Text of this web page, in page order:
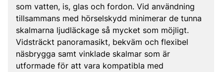
som vatten, is, glas och fordon. Vid användning
tillsammans med hörselskydd minimerar de tunna
skalmarna ljudläckage så mycket som möjligt.
Vidsträckt panoramasikt, bekväm och flexibel
näsbrygga samt vinklade skalmar som är
utformade för att vara kompatibla med